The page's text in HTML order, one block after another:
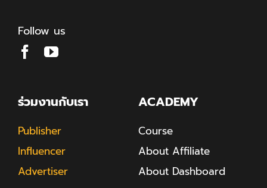
Follow us
ร่วมงานกับเรา
Publisher
Influencer
Advertiser
ACADEMY
Course
About Affiliate
About Dashboard